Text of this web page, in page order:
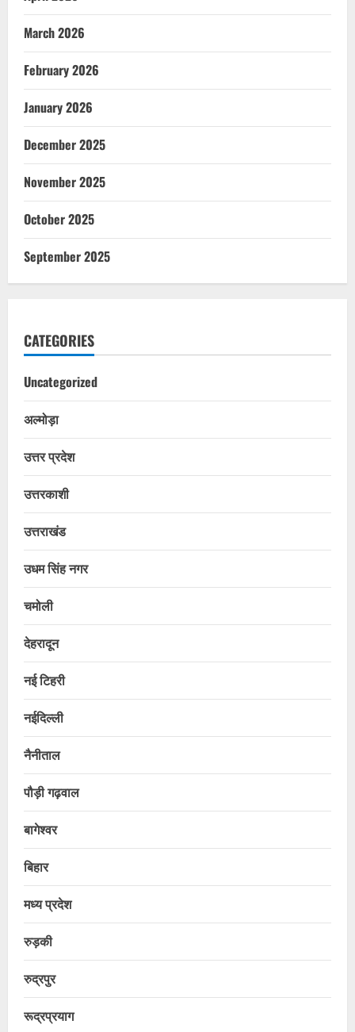
March 2026
February 2026
January 2026
December 2025
November 2025
October 2025
September 2025
CATEGORIES
Uncategorized
अल्मोड़ा
उत्तर प्रदेश
उत्तरकाशी
उत्तराखंड
उधम सिंह नगर
चमोली
देहरादून
नई टिहरी
नईदिल्ली
नैनीताल
पौड़ी गढ़वाल
बागेश्वर
बिहार
मध्य प्रदेश
रुड़की
रुद्रपुर
रूद्रप्रयाग